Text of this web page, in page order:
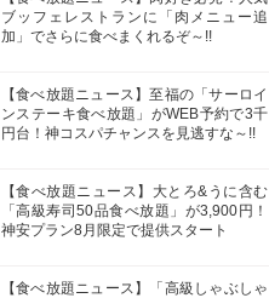
ブッフェレストランに「肉メニュー追
加」でさらに食べまくれるぞ～!!
【食べ放題ニュース】至福の「サーロイ
ンステーキ食べ放題」がWEB予約で3千
円台！神コスパチャンスを見逃すな～!!
【食べ放題ニュース】大とろ&うに含む
「高級寿司50品食べ放題」が3,900円！
神安プラン8月限定で提供スタート
【食べ放題ニュース】「高級しゃぶしゃ